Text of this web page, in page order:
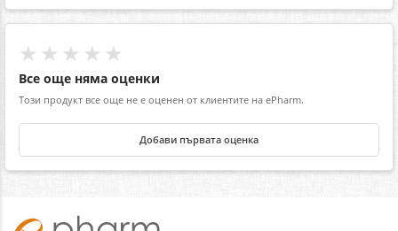
★★★★★
Все още няма оценки
Този продукт все още не е оценен от клиентите на ePharm.
Добави първата оценка